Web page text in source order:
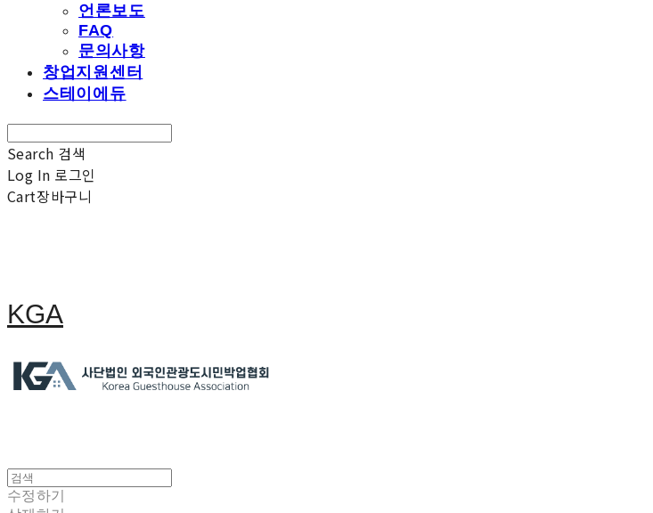
언론보도
FAQ
문의사항
창업지원센터
스테이에듀
Search 검색
Log In 로그인
Cart장바구니
KGA
수정하기